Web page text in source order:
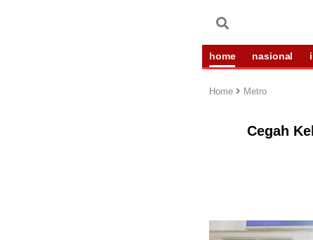
home nasional
Home Metro
Cegah